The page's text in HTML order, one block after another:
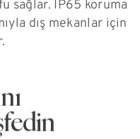
sağlar. IP65 koruma
dış mekanlar için